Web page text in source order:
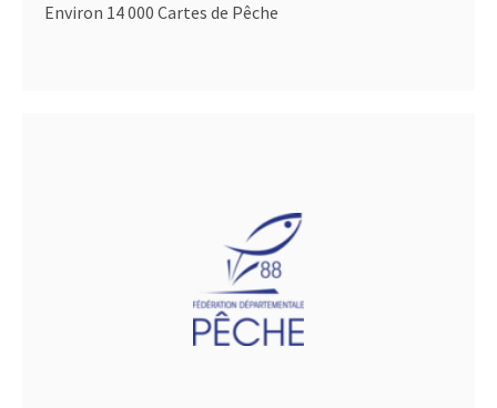
Environ 14 000 Cartes de Pêche